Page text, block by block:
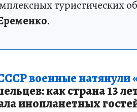
туристических
.
военные натянули
как страна 13
инопланетных